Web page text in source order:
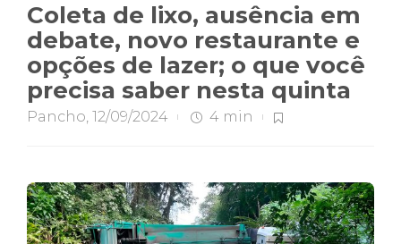
Coleta de lixo, ausência em
debate, novo restaurante e
opções de lazer; o que você
precisa saber nesta quinta
Pancho, 12/09/2024 4 min